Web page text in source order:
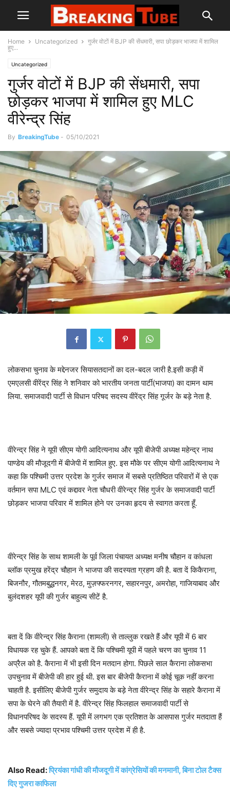
Home Uncategorized
गुर्जर वोटों में BJP की सेंधमारी, सपा छोड़कर भाजपा में शामिल
हुए...
Uncategorized
गुर्जर वोटों में BJP की सेंधमारी, सपा
छोड़कर भाजपा में शामिल हुए MLC
वीरेन्द्र सिंह
By BreakingTube - 05/10/2021
लोकसभा चुनाव के मद्देनजर सियासतदानों का दल-बदल जारी है.इसी कड़ी में
एमएलसी वीरेंद्र सिंह ने शनिवार को भारतीय जनता पार्टी(भाजपा) का दामन थाम
लिया. समाजवादी पार्टी से विधान परिषद सदस्य वीरेंद्र सिंह गूर्जर के बड़े नेता है.
वीरेन्द्र सिंह ने यूपी सीएम योगी आदित्यनाथ और यूपी बीजेपी अध्यक्ष महेन्द्र नाथ
पाण्डेय की मौजूदगी में बीजेपी में शामिल हुए. इस मौके पर सीएम योगी आदित्यनाथ ने
कहा कि पश्चिमी उत्तर प्रदेश के गुर्जर समाज में सबसे प्रतिष्ठित परिवारों में से एक
वर्तमान सपा MLC एवं कद्दावर नेता चौधरी वीरेन्द्र सिंह गुर्जर के समाजवादी पार्टी
छोड़कर भाजपा परिवार में शामिल होने पर उनका हृदय से स्वागत करता हूँ.
वीरेन्द्र सिंह के साथ शामली के पूर्व जिला पंचायत अध्यक्ष मनीष चौहान व कांधला
ब्लॉक प्रमुख हरेंद्र चौहान ने भाजपा की सदस्यता ग्रहण की है. बता दें किकैराना,
बिजनौर, गौतमबुद्धनगर, मेरठ, मुज़फ्फरनगर, सहारनपुर, अमरोहा, गाजियाबाद और
बुलंदशहर यूपी की गुर्जर बाहुल्य सीटें है.
बता दें कि वीरेन्द्र सिंह कैराना (शामली) से ताल्लुक रखते हैं और यूपी में 6 बार
विधायक रह चुके हैं. आपको बता दें कि पश्चिमी यूपी में पहले चरण का चुनाव 11
अप्रैल को है. कैराना में भी इसी दिन मतदान होगा. पिछले साल कैराना लोकसभा
उपचुनाव में बीजेपी की हार हुई थी. इस बार बीजेपी कैराना में कोई चूक नहीं करना
चाहती है. इसीलिए बीजेपी गुर्जर समुदाय के बड़े नेता वीरेन्द्र सिंह के सहारे कैराना में
सपा के घेरने की तैयारी में है. वीरेन्द्र सिंह फिलहाल समाजवादी पार्टी से
विधानपरिषद के सदस्य हैं. यूपी में लगभग एक प्रतिशत के आसपास गुर्जर मतदाता हैं
और सबसे ज्यादा प्रभाव पश्चिमी उत्तर प्रदेश में ही है.
Also Read:प्रियंका गांधी की मौजदूगी में कांग्रेसियों की मनमानी, बिना टोल टैक्स
दिए गुजरा काफिला